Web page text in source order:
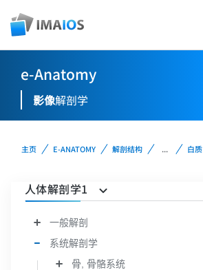
e-Anatomy
影像解剖学
主页 E-ANATOMY 解剖结构 ... 白质
人体解剖学1
一般解剖
系统解剖学
骨, 骨骼系统